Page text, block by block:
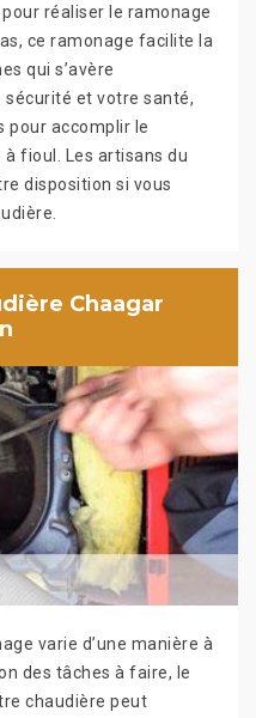
réaliser le ramonage
ce ramonage facilite la
qui s’avère
sécurité et votre santé,
pour accomplir le
fioul. Les artisans du
disposition si vous
Chaagar
varie d’une manière à
des tâches à faire, le
chaudière peut